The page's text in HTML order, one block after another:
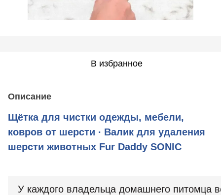
В избранное
Описание
Щётка для чистки одежды, мебели,
ковров от шерсти ∙ Валик для удаления
шерсти животных Fur Daddy SONIC
У каждого владельца домашнего питомца